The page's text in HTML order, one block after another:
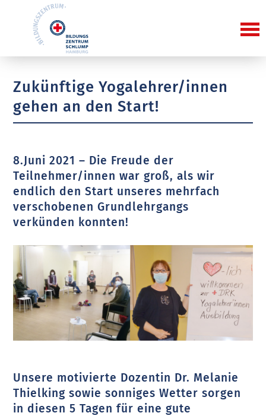
Zukünftige Yogalehrer/innen
gehen an den Start!
8.Juni 2021 – Die Freude der
Teilnehmer/innen war groß, als wir
endlich den Start unseres mehrfach
verschobenen Grundlehrgangs
verkünden konnten!
Unsere motivierte Dozentin Dr. Melanie
Thielking sowie sonniges Wetter sorgen
in diesen 5 Tagen für eine gute